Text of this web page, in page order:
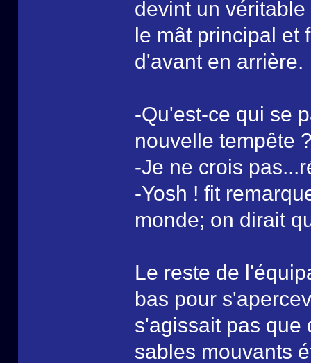
devint un
le mât principal et
d'avant en arrière.
-Qu'est-ce qui se
nouvelle tempête
-Je ne crois
-Yosh ! fit
monde; on dirait
Le reste de
bas pour
s'agissait pas que
sables mouvants